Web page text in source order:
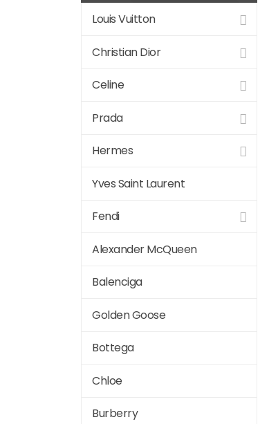
Louis Vuitton
Christian Dior
Celine
Prada
Hermes
Yves Saint Laurent
Fendi
Alexander McQueen
Balenciga
Golden Goose
Bottega
Chloe
Burberry